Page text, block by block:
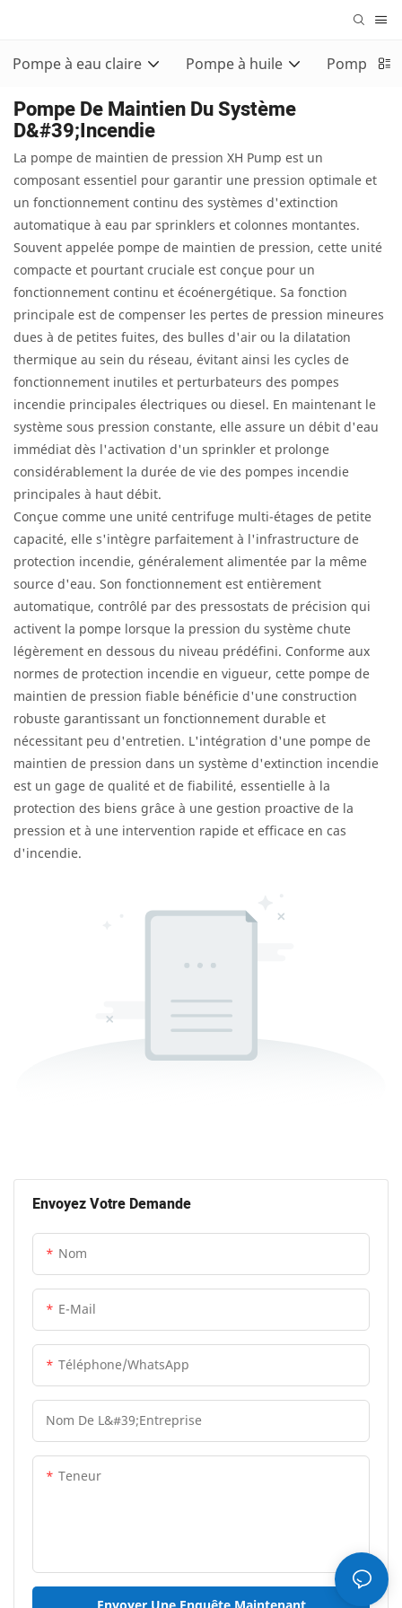
Pompe à eau claire Pompe à huile Pompe
Pompe De Maintien Du Système
D&#39;incendie
La pompe de maintien de pression XH Pump est un
composant essentiel pour garantir une pression optimale et
un fonctionnement continu des systèmes d'extinction
automatique à eau par sprinklers et colonnes montantes.
Souvent appelée pompe de maintien de pression, cette unité
compacte et pourtant cruciale est conçue pour un
fonctionnement continu et écoénergétique. Sa fonction
principale est de compenser les pertes de pression mineures
dues à de petites fuites, des bulles d'air ou la dilatation
thermique au sein du réseau, évitant ainsi les cycles de
fonctionnement inutiles et perturbateurs des pompes
incendie principales électriques ou diesel. En maintenant le
système sous pression constante, elle assure un débit d'eau
immédiat dès l'activation d'un sprinkler et prolonge
considérablement la durée de vie des pompes incendie
principales à haut débit.
Conçue comme une unité centrifuge multi-étages de petite
capacité, elle s'intègre parfaitement à l'infrastructure de
protection incendie, généralement alimentée par la même
source d'eau. Son fonctionnement est entièrement
automatique, contrôlé par des pressostats de précision qui
activent la pompe lorsque la pression du système chute
légèrement en dessous du niveau prédéfini. Conforme aux
normes de protection incendie en vigueur, cette pompe de
maintien de pression fiable bénéficie d'une construction
robuste garantissant un fonctionnement durable et
nécessitant peu d'entretien. L'intégration d'une pompe de
maintien de pression dans un système d'extinction incendie
est un gage de qualité et de fiabilité, essentielle à la
protection des biens grâce à une gestion proactive de la
pression et à une intervention rapide et efficace en cas
d'incendie.
Envoyez Votre Demande
Nom
E-Mail
Téléphone/WhatsApp
Nom De L&#39;entreprise
Teneur